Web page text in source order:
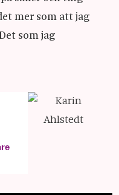
mer som att jag
som jag